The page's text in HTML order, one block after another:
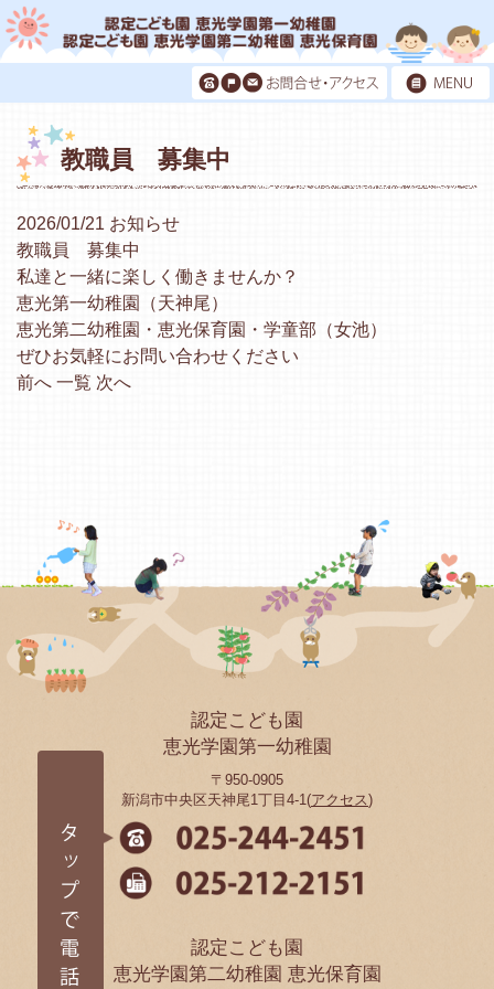
教職員 募集中
2026/01/21 お知らせ
教職員 募集中
私達と一緒に楽しく働きませんか？
恵光第一幼稚園（天神尾）
恵光第二幼稚園・恵光保育園・学童部（女池）
ぜひお気軽にお問い合わせください
前へ 一覧 次へ
認定こども園
恵光学園第一幼稚園
〒950-0905
新潟市中央区天神尾1丁目4-1(アクセス)
認定こども園
恵光学園第二幼稚園 恵光保育園